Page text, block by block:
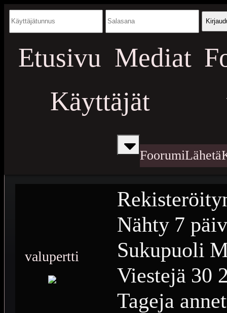
Etusivu Mediat
Käyttäjät
FoorumiLähetä
valupertti
Nähty 7
Sukupuoli
Viestejä 30
Tageja